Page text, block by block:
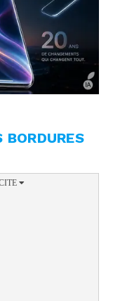
BORDURES